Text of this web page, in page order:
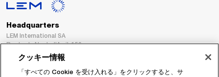
Headquarters
LEM International SA
Route du Nant-d’Avril, 152
1217 Meyrin
Switzerland
クッキー情報
「すべての Cookie を受け入れる」をクリックすると、サ